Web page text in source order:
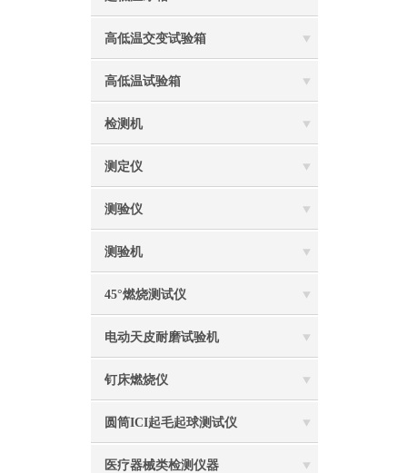
高低温交变试验箱
高低温试验箱
检测机
测定仪
测验仪
测验机
45°燃烧测试仪
电动天皮耐磨试验机
钉床燃烧仪
圆筒ICI起毛起球测试仪
医疗器械类检测仪器